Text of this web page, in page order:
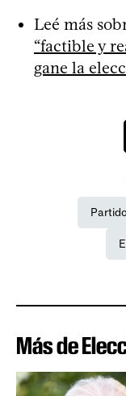
Leé más
“factible y
gane la
Más de